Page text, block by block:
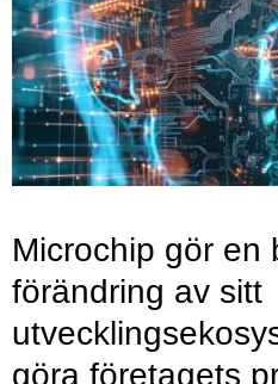
Microchip gör en
förändring av sitt
göra företagets